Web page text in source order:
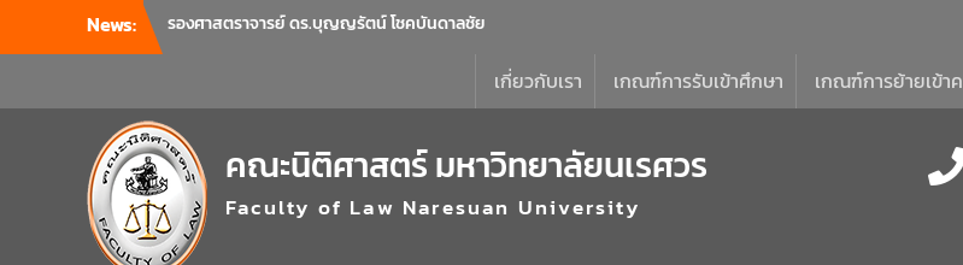
News:
ร่วมแจ้งนโยบายแนวทางการบริหารงานในแต่ละ
ด้านของคณะ รวมทั้งการเตรียมความพร้อมการ
นิติศาสตร์ ณ ห้องประชุมชั้น 3 อาคารคณะ
นิติศาสตร์ มหาวิทยาลัยนเรศวร
คณะนิติศาสตร์ มหาวิทยาลัยนเรศวร จัด
โครงการเตรียมความพร้อมเพื่อรับมือภัยพิบัติ
และปฐมพยาบาลเบื้องต้น ประจำปี 2569 ณ ห้อง
2-311 อาคารปราบไตรจักร 2 มหาวิทยาลัย
เกี่ยวกับเรา เกณฑ์การรับเข้าศึกษา เกณฑ์การย้ายเข้
คณะนิติศาสตร์ มหาวิทยาลัยนเรศวร
Faculty of Law Naresuan University